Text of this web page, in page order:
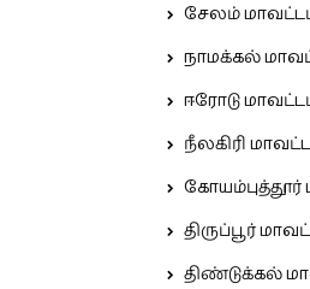
சேலம்
நாமக்கல்
ஈரோடு
நீலகிரி
கோயம்புத்தூர்
திருப்பூர்
திண்டுக்கல்